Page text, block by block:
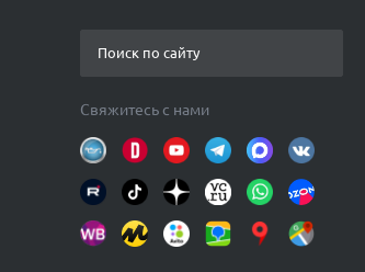
Свяжитесь с нами